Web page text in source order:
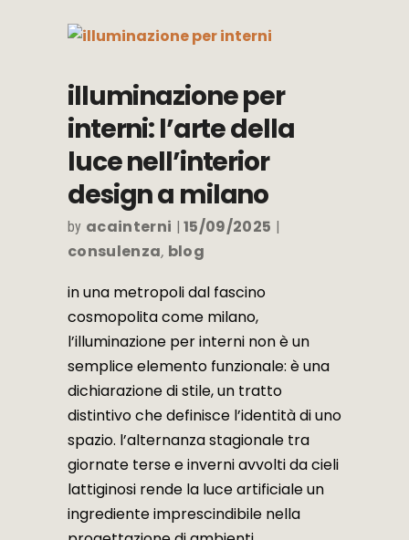
illuminazione per
interni: l’arte della
luce nell’interior
design a milano
by acainterni
15/09/2025
consulenza, blog
in una metropoli dal fascino
cosmopolita come milano,
l’illuminazione per interni non è un
semplice elemento funzionale: è una
dichiarazione di stile, un tratto
distintivo che definisce l’identità di uno
spazio. l’alternanza stagionale tra
giornate terse e inverni avvolti da cieli
lattiginosi rende la luce artificiale un
ingrediente imprescindibile nella